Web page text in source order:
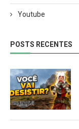
Youtube
POSTS RECENTES